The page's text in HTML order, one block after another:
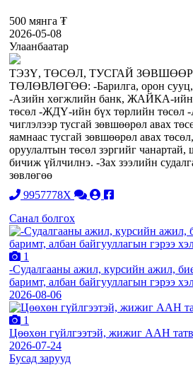
500 мянга ₮
2026-05-08
Улаанбаатар
ТЭЗҮ, ТӨСӨЛ, ТУСГАЙ
ТӨЛӨВЛӨГӨӨ: -Барилга, орон сууц,
-Азийн хөгжлийн банк, ЖАЙКА-ийн
төсөл -ЖДҮ-ийн бүх төрлийн төсөл
чиглэлээр тусгай зөвшөөрөл авах
яамнаас тусгай зөвшөөрөл авах
оруулалтын төсөл зэргийг чанартай,
бичиж үйлчилнэ. -Зах зээлийн
зөвлөгөө
9957778X
Санал болгох
1
-Судалгааны ажил, курсийн ажил,
баримт, албан байгууллагын гэрээ
2026-08-06
1
Цөөхөн гүйлгээтэй, жижиг ААН
2026-07-24
Бусад зарууд